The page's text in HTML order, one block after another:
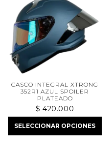
CASCO INTEGRAL XTRONG
352R1 AZUL SPOILER
PLATEADO
420.000
SELECCIONAR OPCIONES